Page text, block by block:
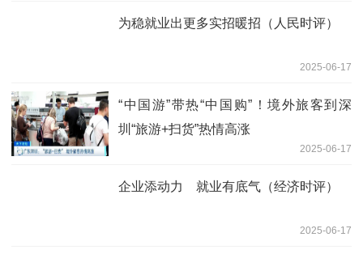
为稳就业出更多实招暖招（人民时评）
2025-06-17
“中国游”带热“中国购”！境外旅客到深
圳“旅游+扫货”热情高涨
2025-06-17
企业添动力 就业有底气（经济时评）
2025-06-17